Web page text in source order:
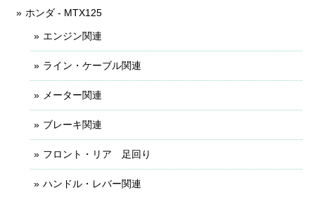
ホンダ - MTX125
エンジン関連
ライン・ケーブル関連
メーター関連
ブレーキ関連
フロント・リア 足回り
ハンドル・レバー関連